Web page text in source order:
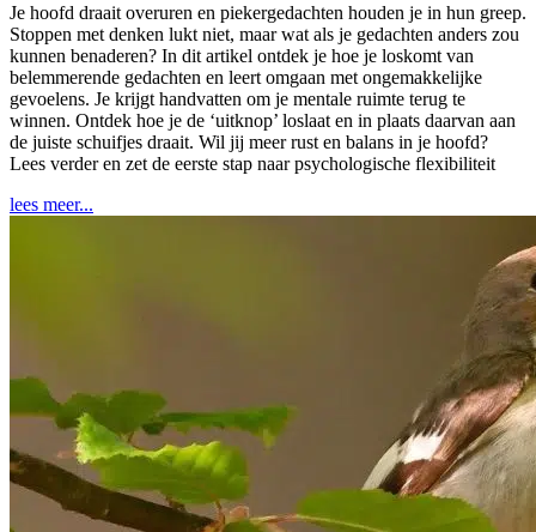
Je hoofd draait overuren en piekergedachten houden je in hun greep.
Stoppen met denken lukt niet, maar wat als je gedachten anders zou
kunnen benaderen? In dit artikel ontdek je hoe je loskomt van
belemmerende gedachten en leert omgaan met ongemakkelijke
gevoelens. Je krijgt handvatten om je mentale ruimte terug te
winnen. Ontdek hoe je de ‘uitknop’ loslaat en in plaats daarvan aan
de juiste schuifjes draait. Wil jij meer rust en balans in je hoofd?
Lees verder en zet de eerste stap naar psychologische flexibiliteit
lees meer...